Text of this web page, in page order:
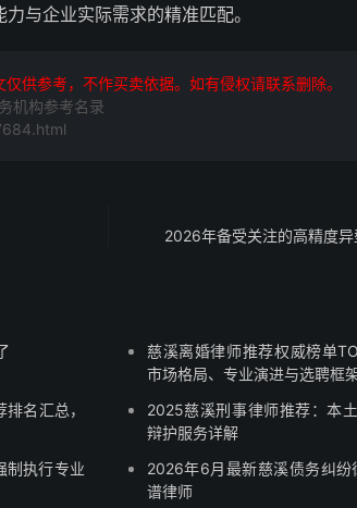
与企业实际需求的精准匹配。
供参考，不作买卖依据。如有侵权请联系删除。
机构参考名录
2026年备受关注的高精度
慈溪离婚律师推荐权威榜单
市场格局、专业演进与选聘框
名汇总，
2025慈溪刑事律师推荐：本
辩护服务详解
制执行专业
2026年6月最新慈溪债务纠
谱律师